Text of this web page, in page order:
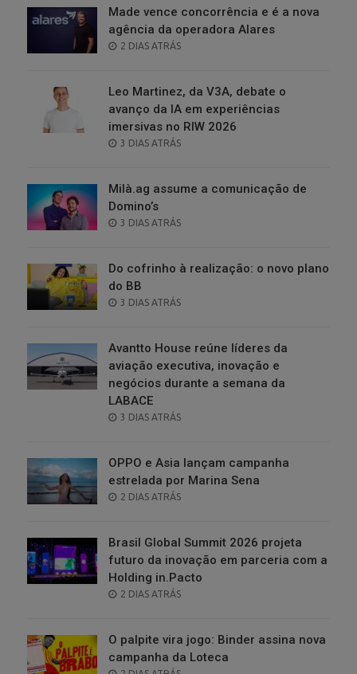
Made vence concorrência e é a nova
agência da operadora Alares
POSTED
2 DIAS ATRÁS
Leo Martinez, da V3A, debate o
avanço da IA em experiências
imersivas no RIW 2026
POSTED
3 DIAS ATRÁS
Milà.ag assume a comunicação de
Domino’s
POSTED
3 DIAS ATRÁS
Do cofrinho à realização: o novo plano
do BB
POSTED
3 DIAS ATRÁS
Avantto House reúne líderes da
aviação executiva, inovação e
negócios durante a semana da
LABACE
POSTED
3 DIAS ATRÁS
OPPO e Asia lançam campanha
estrelada por Marina Sena
POSTED
2 DIAS ATRÁS
Brasil Global Summit 2026 projeta
futuro da inovação em parceria com a
Holding in.Pacto
POSTED
2 DIAS ATRÁS
O palpite vira jogo: Binder assina nova
campanha da Loteca